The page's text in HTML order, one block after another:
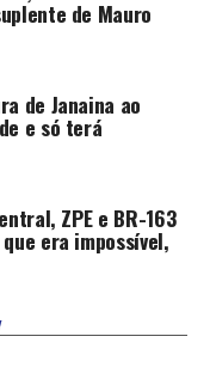
RESPOSTAS SOBRE
adesão ao
sobre demora
de Mauro
de Janaina ao
e só terá
ZPE e BR-163
era impossível,